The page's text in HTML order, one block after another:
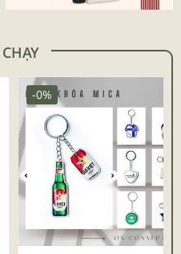
-0%